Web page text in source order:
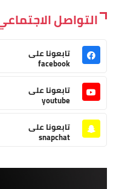
التواصل
تابعونا على
facebook
تابعونا على
youtube
تابعونا على
snapchat